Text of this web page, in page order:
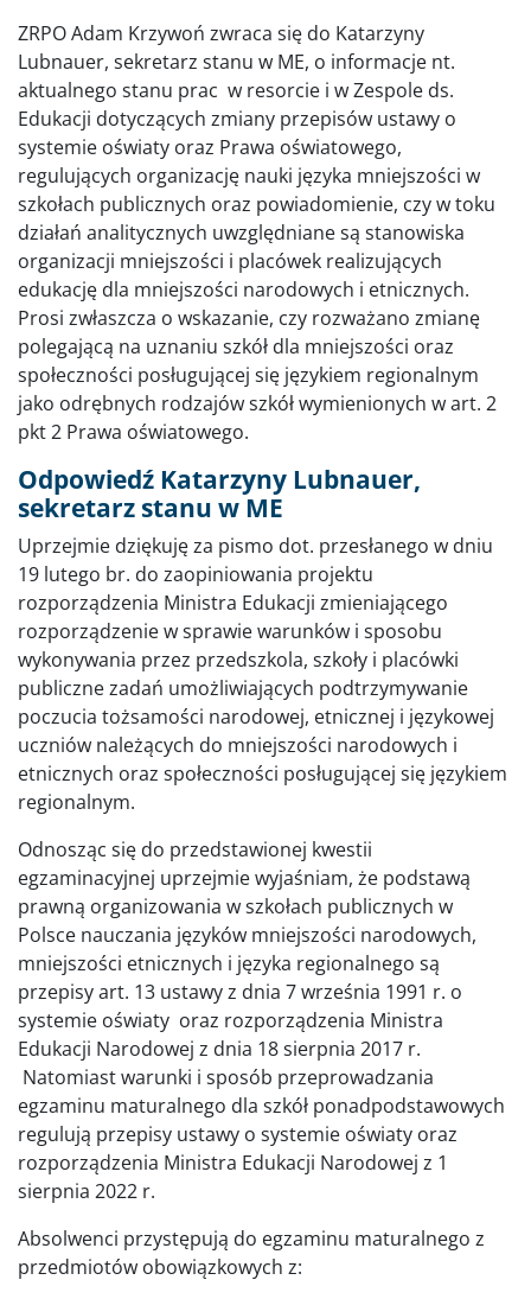
ZRPO Adam Krzywoń zwraca się do Katarzyny
Lubnauer, sekretarz stanu w ME, o informacje nt.
aktualnego stanu prac w resorcie i w Zespole ds.
Edukacji dotyczących zmiany przepisów ustawy o
systemie oświaty oraz Prawa oświatowego,
regulujących organizację nauki języka mniejszości w
szkołach publicznych oraz powiadomienie, czy w toku
działań analitycznych uwzględniane są stanowiska
organizacji mniejszości i placówek realizujących
edukację dla mniejszości narodowych i etnicznych.
Prosi zwłaszcza o wskazanie, czy rozważano zmianę
polegającą na uznaniu szkół dla mniejszości oraz
społeczności posługującej się językiem regionalnym
jako odrębnych rodzajów szkół wymienionych w art. 2
pkt 2 Prawa oświatowego.
Odpowiedź Katarzyny Lubnauer,
sekretarz stanu w ME
Uprzejmie dziękuję za pismo dot. przesłanego w dniu
19 lutego br. do zaopiniowania projektu
rozporządzenia Ministra Edukacji zmieniającego
rozporządzenie w sprawie warunków i sposobu
wykonywania przez przedszkola, szkoły i placówki
publiczne zadań umożliwiających podtrzymywanie
poczucia tożsamości narodowej, etnicznej i językowej
uczniów należących do mniejszości narodowych i
etnicznych oraz społeczności posługującej się językiem
regionalnym.
Odnosząc się do przedstawionej kwestii
egzaminacyjnej uprzejmie wyjaśniam, że podstawą
prawną organizowania w szkołach publicznych w
Polsce nauczania języków mniejszości narodowych,
mniejszości etnicznych i języka regionalnego są
przepisy art. 13 ustawy z dnia 7 września 1991 r. o
systemie oświaty oraz rozporządzenia Ministra
Edukacji Narodowej z dnia 18 sierpnia 2017 r.
Natomiast warunki i sposób przeprowadzania
egzaminu maturalnego dla szkół ponadpodstawowych
regulują przepisy ustawy o systemie oświaty oraz
rozporządzenia Ministra Edukacji Narodowej z 1
sierpnia 2022 r.
Absolwenci przystępują do egzaminu maturalnego z
przedmiotów obowiązkowych z: